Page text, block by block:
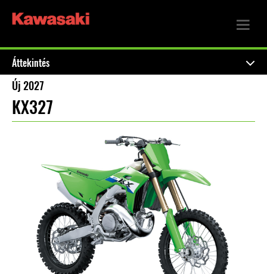
Áttekintés
Új 2027
KX327